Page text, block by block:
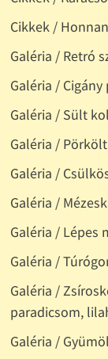
Cikkek /
Galéria / Retró
Galéria / Cigány
Galéria / Sült
Galéria /
Galéria /
Galéria /
Galéria / Lépes
Galéria /
Galéria /
paradicsom,
Galéria /